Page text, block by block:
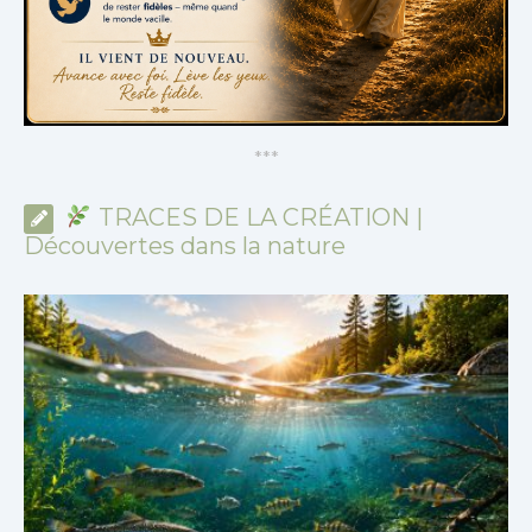
***
TRACES DE LA CRÉATION |
Découvertes dans la nature